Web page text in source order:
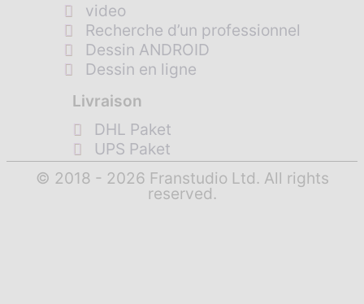
video
Recherche d’un professionnel
Dessin ANDROID
Dessin en ligne
Livraison
DHL Paket
UPS Paket
© 2018 - 2026 Franstudio Ltd. All rights
reserved.